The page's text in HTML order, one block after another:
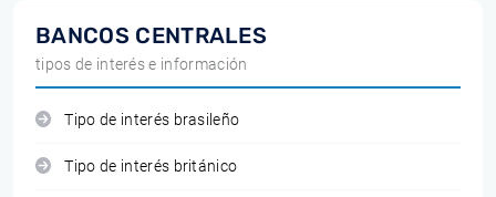
BANCOS CENTRALES
tipos de interés e información
Tipo de interés brasileño
Tipo de interés británico